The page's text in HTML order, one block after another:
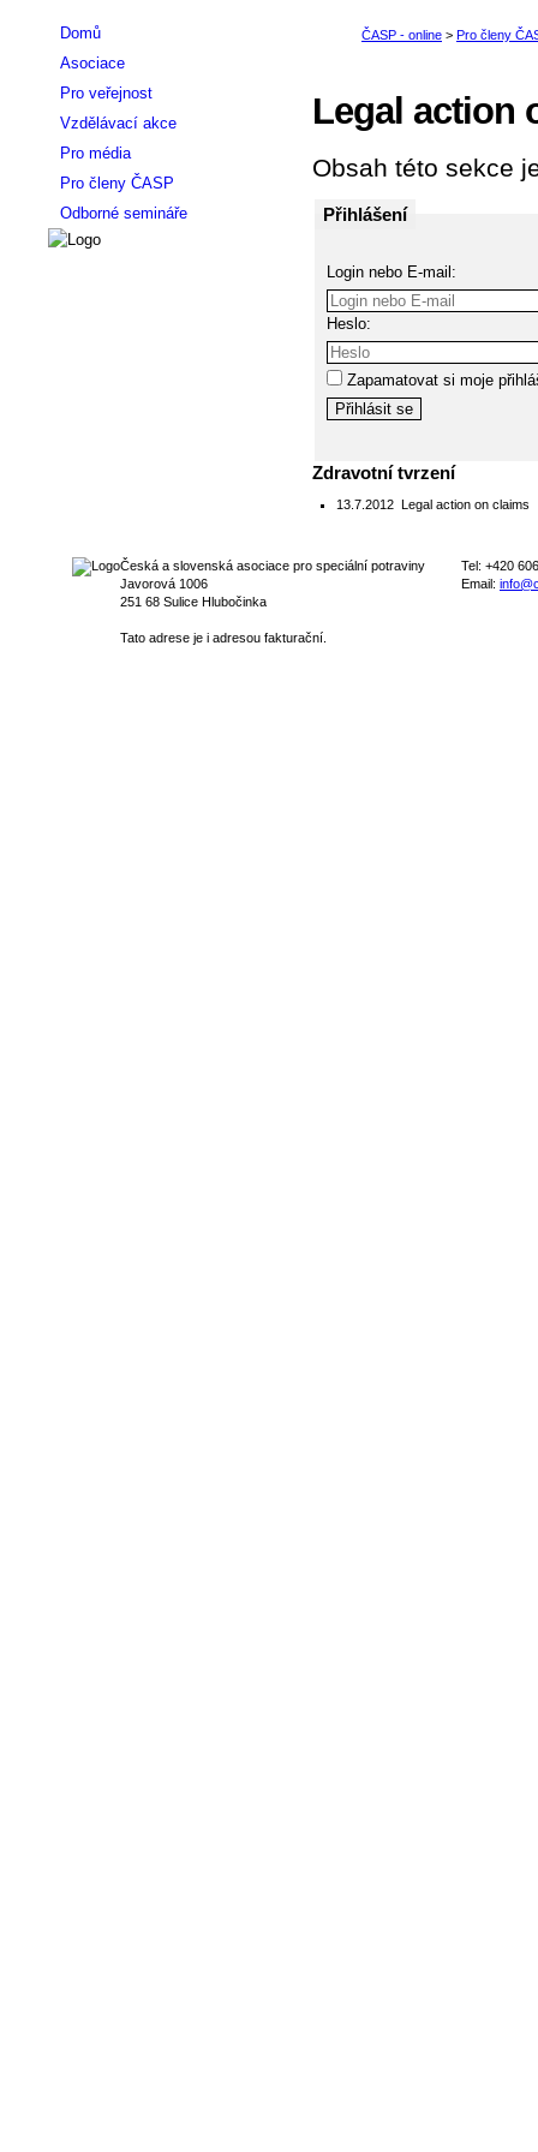
Legal action
Obsah této sekce
Přihlášení
Login nebo E-mail:
Heslo:
Zapamatovat si moje
Zdravotní tvrzení
13.7.2012 Legal action on claims
Domů
Asociace
Pro veřejnost
Vzdělávací akce
Pro média
Pro členy ČASP
Odborné semináře
Česká a slovenská asociace pro speciální potraviny
Javorová 1006
251 68 Sulice Hlubočinka
Tato adrese je i adresou fakturační.
Tel: +420
Email: